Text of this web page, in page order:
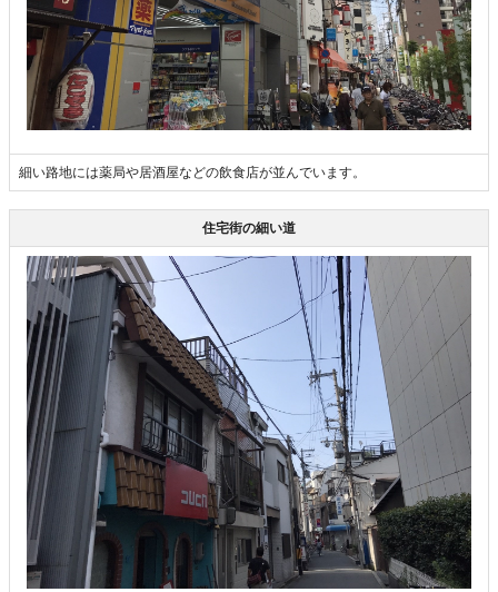
細い路地には薬局や居酒屋などの飲食店が並んでいます。
住宅街の細い道